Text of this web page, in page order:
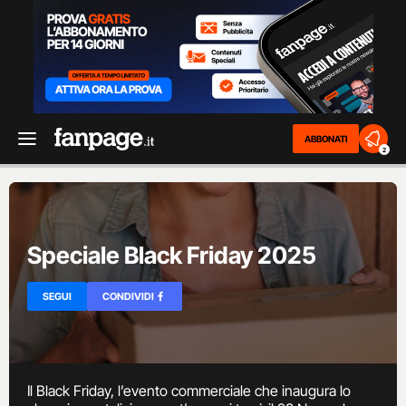
ABBONATI
2
Speciale Black Friday 2025
SEGUI CONDIVIDI
Il Black Friday, l’evento commerciale che inaugura lo